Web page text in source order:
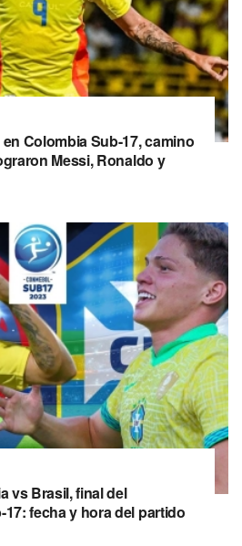
Colombia Sub-17, camino
Messi, Ronaldo y
vs Brasil, final del
fecha y hora del partido